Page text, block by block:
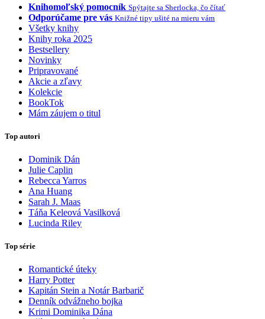
Knihomoľský pomocník Spýtajte sa Sherlocka, čo čítať
Odporúčame pre vás Knižné tipy ušité na mieru vám
Všetky knihy
Knihy roka 2025
Bestsellery
Novinky
Pripravované
Akcie a zľavy
Kolekcie
BookTok
Mám záujem o titul
Top autori
Dominik Dán
Julie Caplin
Rebecca Yarros
Ana Huang
Sarah J. Maas
Táňa Keleová Vasilková
Lucinda Riley
Top série
Romantické úteky
Harry Potter
Kapitán Stein a Notár Barbarič
Denník odvážneho bojka
Krimi Dominika Dána